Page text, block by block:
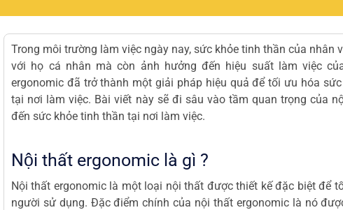
Trong môi trường làm việc ngày nay, sức khỏe tinh thần của
với họ cá nhân mà còn ảnh hưởng đến hiệu suất làm việc
ergonomic đã trở thành một giải pháp hiệu quả để tối ưu hóa
tại nơi làm việc. Bài viết này sẽ đi sâu vào tầm quan trọng của
đến sức khỏe tinh thần tại nơi làm việc.
Nội thất ergonomic là gì ?
Nội thất ergonomic là một loại nội thất được thiết kế đặc biệt để
người sử dụng. Đặc điểm chính của nội thất ergonomic là nó